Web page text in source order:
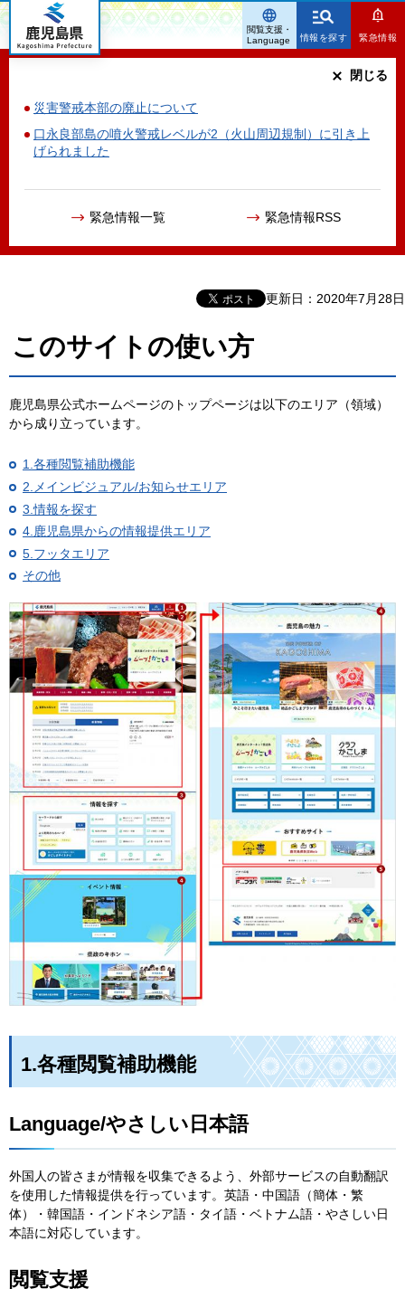
鹿児島県
情報を探す 緊急情報
災害警戒本部の廃止について
口永良部島の噴火警戒レベルが2（火山周辺規制）に引き上
げられました
緊急情報一覧 緊急情報RSS
閉じる
閲覧支援・
Language
更新日：2020年7月28日
このサイトの使い方
鹿児島県公式ホームページのトップページは以下のエリア（領域）
から成り立っています。
1.各種閲覧補助機能
2.メインビジュアル/お知らせエリア
3.情報を探す
4.鹿児島県からの情報提供エリア
5.フッタエリア
その他
1.各種閲覧補助機能
Language/やさしい日本語
外国人の皆さまが情報を収集できるよう、外部サービスの自動翻訳
を使用した情報提供を行っています。英語・中国語（簡体・繁
体）・韓国語・インドネシア語・タイ語・ベトナム語・やさしい日
本語に対応しています。
閲覧支援